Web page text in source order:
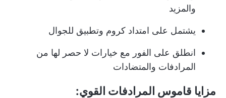
والمزيد
يشتمل على امتداد كروم وتطبيق للجوال
انطلق على الفور مع خيارات لا حصر لها من
المرادفات والمتضادات
مزايا قاموس المرادفات القوي: